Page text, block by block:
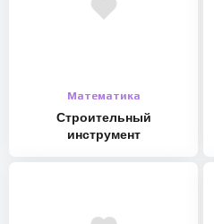
Математика
Строительный
инструмент